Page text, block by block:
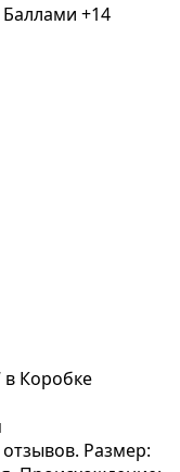
Баллами +14
в Коробке
Размер: